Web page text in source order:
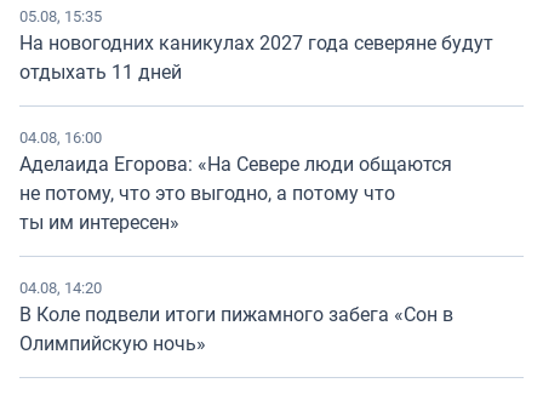
05.08, 15:35
На новогодних каникулах 2027 года северяне будут
отдыхать 11 дней
04.08, 16:00
Аделаида Егорова: «На Севере люди общаются
не потому, что это выгодно, а потому что
ты им интересен»
04.08, 14:20
В Коле подвели итоги пижамного забега «Сон в
Олимпийскую ночь»